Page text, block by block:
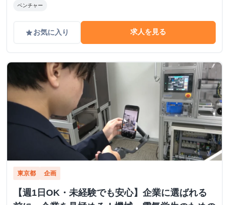
ベンチャー
gradeお気に入り 求人を見る
東京都 企画
【週1日OK・未経験でも安心】企業に選ばれる